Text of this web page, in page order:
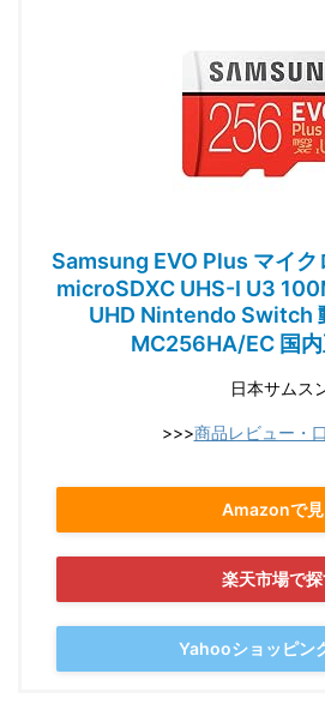
Samsung EVO Plus マイ
microSDXC UHS-I U3
UHD Nintendo Switch
MC256HA/EC 国
日本サムス
>>>商品レビュー・
Amazonで
楽天市場で
Yahooショッピン